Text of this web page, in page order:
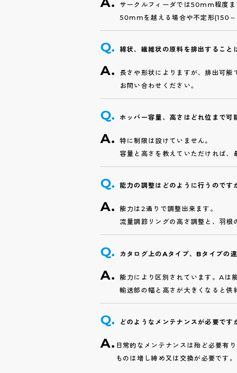
サークルフィーダでは50mm程度ま
50mmを越える場合や不定形(150
綿状、繊維状の原料を排出すること
長さや形状によりますが、排出可能
お問い合わせください。
ホッパー容量、高さはどれ位まで可
特に制限は設けていません。
容量と高さを教えていただければ、
能力の調整はどのように行うのです
能力は2通りで調整出来ます。
流量調節リングの高さ調整と、羽根
カタログ上のAタイプ、Bタイプの
能力により区別されています。Aは
輸送部の幅と高さが大きくなると供
どのようなメンテナンスが必要です
日常的なメンテナンスは殆ど必要有
ものは増し締め又は交換が必要です。